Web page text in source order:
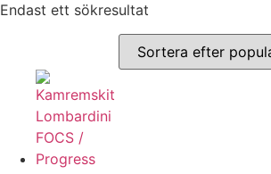
Endast ett sökresultat